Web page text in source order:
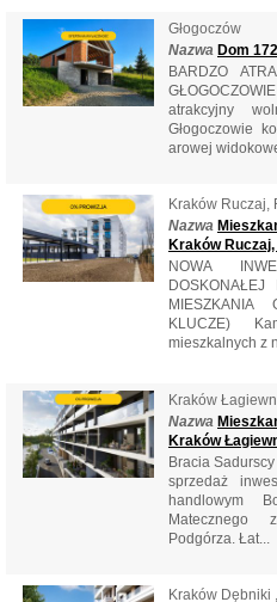
Głogoczów
Nazwa Dom
BARDZO
atrakcyjny
Głogoczowie
arowej
Kraków Ruczaj,
Nazwa
Kraków
NOWA
KLUCZE)
mieszkalnych z
Kraków
Nazwa
Kraków
Bracia
sprzedaż
handlowym
Matecznego
Podgórza. Łat...
Kraków Dębniki